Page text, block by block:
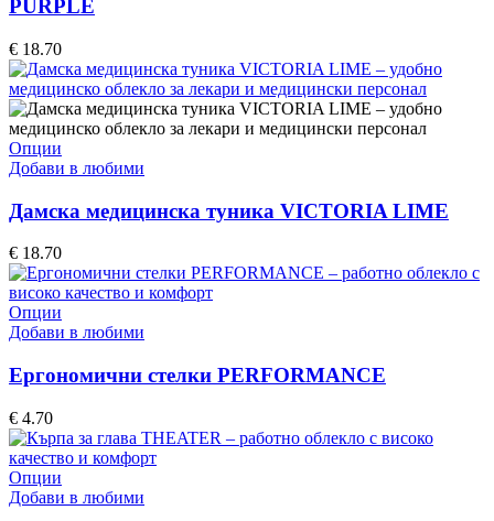
The
may
be
chosen
on
the
product
page
PURPLE
€ 18.70
Опции
product
multiple
variants.
The
options
may
be
chosen
on
product
Добави в любими
Дамска медицинска туника VICTORIA LIME
€ 18.70
Опции
product
multiple
variants.
may
be
chosen
on
Добави в любими
Ергономични стелки PERFORMANCE
€ 4.70
Опции
product
Добави в любими